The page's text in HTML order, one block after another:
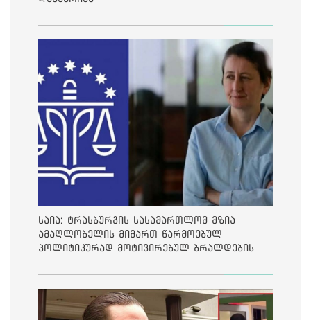
საია: ტრასბურგის სასამართლომ მზია
ამაღლობელის მიმართ წარმოებულ
პოლიტიკურად მოტივირებულ ბრალდების